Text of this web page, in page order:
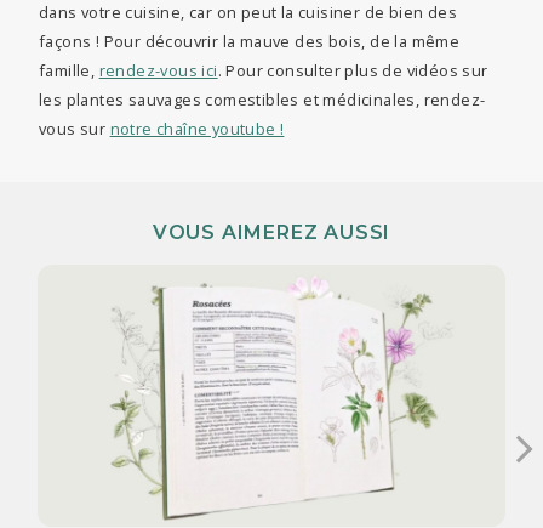
dans votre cuisine, car on peut la cuisiner de bien des
façons ! Pour découvrir la mauve des bois, de la même
famille, rendez-vous ici. Pour consulter plus de vidéos sur
les plantes sauvages comestibles et médicinales, rendez-
vous sur notre chaîne youtube !
VOUS AIMEREZ AUSSI